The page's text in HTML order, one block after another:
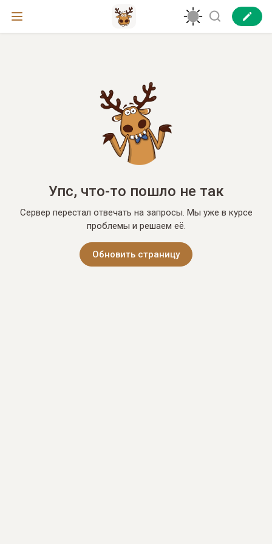
Упс, что-то пошло не так
Сервер перестал отвечать на запросы. Мы уже в курсе
проблемы и решаем её.
Обновить страницу